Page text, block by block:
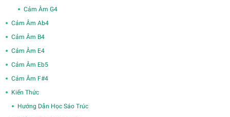
Cảm Âm G4
Cảm Âm Ab4
Cảm Âm B4
Cảm Âm E4
Cảm Âm Eb5
Cảm Âm F#4
Kiến Thức
Hướng Dẫn Học Sáo Trúc